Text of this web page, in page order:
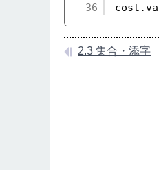
36
2.3 集合・添字